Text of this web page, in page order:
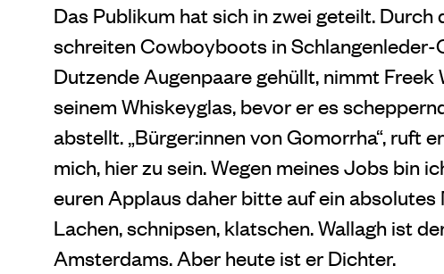
Das Publikum hat sich in zwei geteilt. Durch
schreiten Cowboyboots in Schlangenleder-
Dutzende Augenpaare gehüllt, nimmt Freek
seinem Whiskeyglas, bevor er es
abstellt. „Bürger:innen von Gomorrha“, ruft
mich, hier zu sein. Wegen meines Jobs bin
euren Applaus daher bitte auf ein
Lachen, schnipsen, klatschen. Wallagh ist
Amsterdams. Aber heute ist er Dichter.